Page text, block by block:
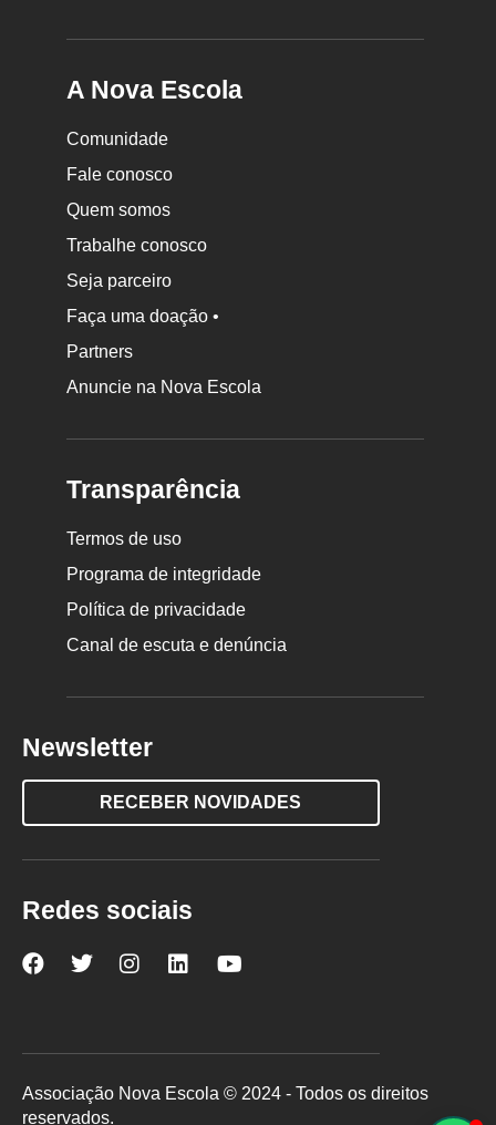
A Nova Escola
Comunidade
Fale conosco
Quem somos
Trabalhe conosco
Seja parceiro
Faça uma doação •
Partners
Anuncie na Nova Escola
Transparência
Termos de uso
Programa de integridade
Política de privacidade
Canal de escuta e denúncia
Newsletter
RECEBER NOVIDADES
Redes sociais
Nova
Facebook
Nova
Twitter
Nova
Instagram
Nova
LinkedInYouTube
Associação Nova Escola © 2024 - Todos os direitos
reservados.